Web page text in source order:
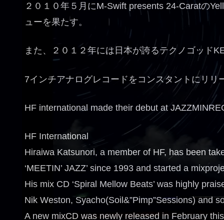
２０１０年５月にM-Swift presents 24-Caratの
ューを果たす。
また、２０１２年には日本が誇るテクノゴッド
7インチアナログレコードをコンスタントにリ
HF international made their debut at
HF International
Hiraiwa Katsunori, a member of HF, has been
‘MEETIN’ JAZZ’ since 1993 and started a
His mix CD ‘Spiral Mellow Beats’ was highly
Nik Weston, Syacho(Soil&”Pimp”Sessions) and
A new mixCD was newly released in February